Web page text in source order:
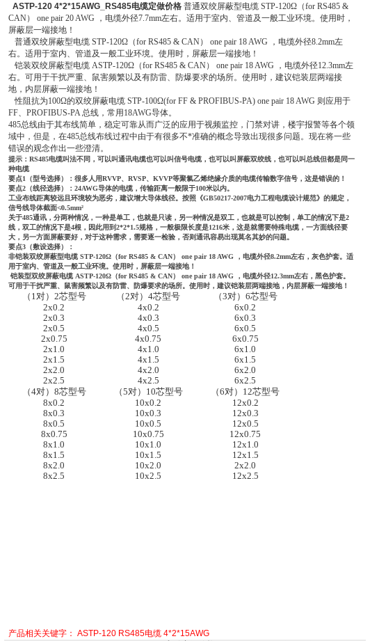
ASTP-120 4*2*15AWG_RS485电缆定做价格普通双绞屏蔽型电缆 STP-120Ω（for RS485 &
CAN） one pair 20 AWG ，电缆外径7.7mm左右。适用于室内、管道及一般工业环境。使用时，
屏蔽层一端接地！
普通双绞屏蔽型电缆 STP-120Ω（for RS485 & CAN） one pair 18 AWG ，电缆外径8.2mm左
右。适用于室内、管道及一般工业环境。使用时，屏蔽层一端接地！
铠装双绞屏蔽型电缆 ASTP-120Ω（for RS485 & CAN） one pair 18 AWG ，电缆外径12.3mm左
右。可用于干扰严重、鼠害频繁以及有防雷、防爆要求的场所。使用时，建议铠装层两端接
地，内层屏蔽一端接地！
性阻抗为100Ω的双绞屏蔽电缆 STP-100Ω(for FF & PROFIBUS-PA) one pair 18 AWG 则应用于
FF、PROFIBUS-PA 总线，常用18AWG导体。
485总线由于其布线简单，稳定可靠从而广泛的应用于视频监控，门禁对讲，楼宇报警等各个领
域中，但是，在485总线布线过程中由于有很多不*准确的概念导致出现很多问题。现在将一些
错误的观念作出一些澄清。
提示：RS485电缆叫法不同，可以叫通讯电缆也可以叫信号电缆，也可以叫屏蔽双绞线，也可以叫总线但都是同一
种电缆
要点1（型号选择）：很多人用RVVP、RVSP、KVVP等聚氯乙烯绝缘介质的电缆传输数字信号，这是错误的！
要点2（线径选择）：24AWG导体的电缆，传输距离一般限于100米以内。
工业布线距离较远且环境较为恶劣，建议增大导体线径。按照《GB50217-2007电力工程电缆设计规范》的规定，
信号线导体截面≮0.5mm²
关于485通讯，分两种情况，一种是单工，也就是只读，另一种情况是双工，也就是可以控制，单工的情况下是2
线，双工的情况下是4根，因此用到2*2*1.5规格，一般极限长度是1216米，这是就需要特殊电缆，一方面线径要
大，另一方面屏蔽要好，对于这种需求，需要逐一检验，否则通讯容易出现莫名其妙的问题。
要点3（敷设选择）：
非铠装双绞屏蔽型电缆 STP-120Ω（for RS485 & CAN） one pair 18 AWG ，电缆外径8.2mm左右，灰色护套。适
用于室内、管道及一般工业环境。使用时，屏蔽层一端接地！
铠装型双绞屏蔽电缆 ASTP-120Ω（for RS485 & CAN） one pair 18 AWG ，电缆外径12.3mm左右，黑色护套。
可用于干扰严重、鼠害频繁以及有防雷、防爆要求的场所。使用时，建议铠装层两端接地，内层屏蔽一端接地！
（1对）2芯型号 （2对）4芯型号
（3对）6芯型号
2x0.2
4x0.2
6x0.2
2x0.3
4x0.3
6x0.3
2x0.5
4x0.5
6x0.5
2x0.75
4x0.75
6x0.75
2x1.0
4x1.0
6x1.0
2x1.5
4x1.5
6x1.5
2x2.0
4x2.0
6x2.0
2x2.5
4x2.5
6x2.5
（4对）8芯型号
（5对）10芯型号
（6对）12芯型号
8x0.2
10x0.2
12x0.2
8x0.3
10x0.3
12x0.3
8x0.5
10x0.5
12x0.5
8x0.75
10x0.75
12x0.75
8x1.0
10x1.0
12x1.0
8x1.5
10x1.5
12x1.5
8x2.0
10x2.0
2x2.0
8x2.5
10x2.5 12x2.5
产品相关关键字： ASTP-120 RS485电缆 4*2*15AWG